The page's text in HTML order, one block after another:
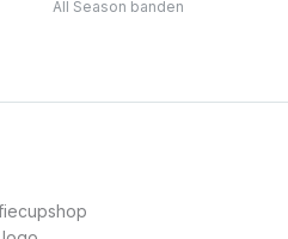
All Season banden